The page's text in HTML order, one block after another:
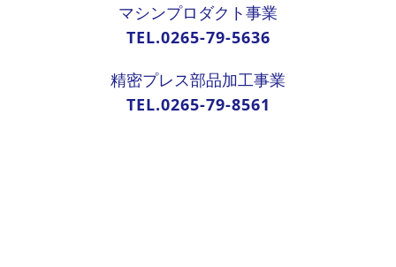
マシンプロダクト事業
TEL.0265-79-5636
精密プレス部品加工事業
TEL.0265-79-8561